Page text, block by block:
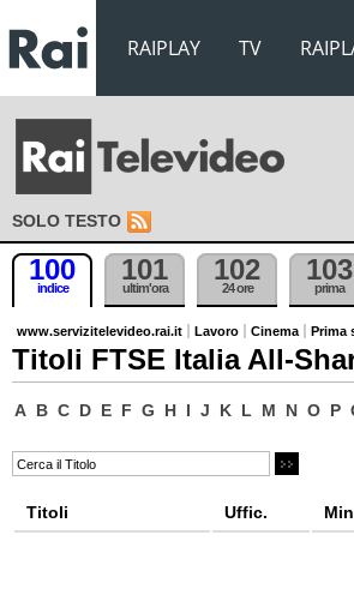
RAIPLAY TV
SOLO TESTO
100
indice
101
ultim'ora
102
24 ore
103
prima
www.servizitelevideo.rai.it Lavoro Cinema Prima
Titoli FTSE Italia All-
A B C D E F G H I J K L M N O P
Titoli Uffic. Min